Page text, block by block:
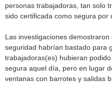
personas trabajadoras, tan solo
sido certificada como segura
Las investigaciones
seguridad habrían bastado para
trabajadoras(es) hubieran
segura aquel día, pero en lugar
ventanas con barrotes y salidas